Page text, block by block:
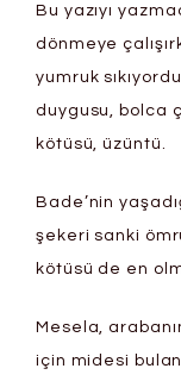
Bu yazıyı
dönmeye
yumruk
duygusu, bolca
kötüsü, üzüntü.
Bade’nin
şekeri sanki
kötüsü de en
Mesela,
için midesi